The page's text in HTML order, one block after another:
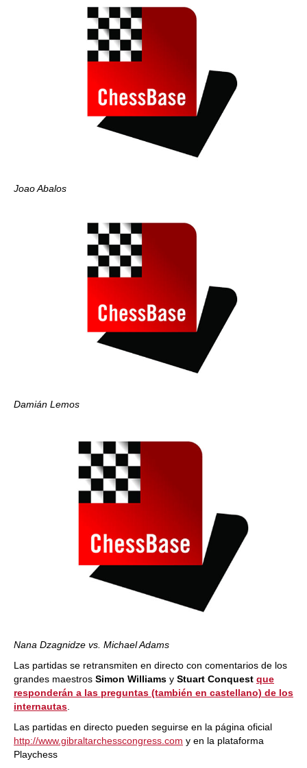
Joao Abalos
Damián Lemos
Nana Dzagnidze vs. Michael Adams
Las partidas se retransmiten en directo con comentarios de los
grandes maestros Simon Williams y Stuart Conquest que
responderán a las preguntas (también en castellano) de los
internautas
Las partidas en directo pueden seguirse en la página oficial
http://www.gibraltarchesscongress.com y en la plataforma
Playchess